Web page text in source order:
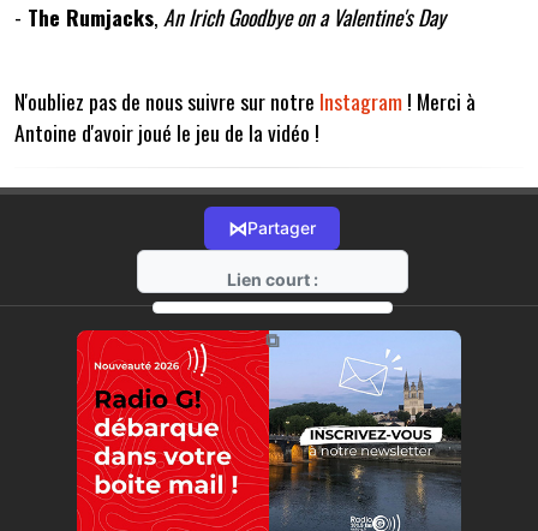
- The Rumjacks, An Irich Goodbye on a Valentine's Day
N'oubliez pas de nous suivre sur notre Instagram! Merci à
Antoine d'avoir joué le jeu de la vidéo !
⋈Partager
Lien court :
https://radio-g.fr?21421
⧉